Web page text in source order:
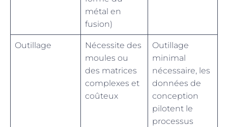
métal en
fusion)
Outillage
Nécessite des
moules ou
des matrices
complexes et
coûteux
Outillage
minimal
nécessaire, les
données de
conception
pilotent le
processus